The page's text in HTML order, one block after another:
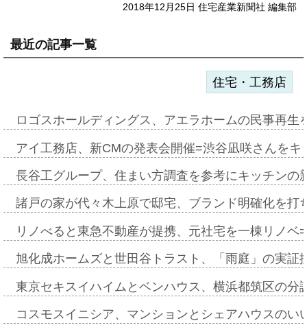
2018年12月25日 住宅産業新聞社 編集部
最近の記事一覧
住宅・工務店
ロゴスホールディングス、アエラホームの民事再
アイ工務店、新CMの発表会開催=渋谷凪咲さんを
長谷工グループ、住まい方調査を参考にキッチン
諸戸の家が代々木上原で邸宅、ブランド明確化を
リノべると東急不動産が提携、元社宅を一棟リノ
旭化成ホームズと世田谷トラスト、「雨庭」の実
東京セキスイハイムとベンハウス、横浜都筑区の
コスモスイニシア、マンションとシェアハウスの